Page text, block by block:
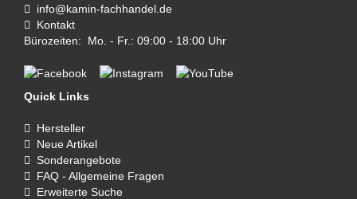
info@kamin-fachhandel.de
Kontakt
Bürozeiten: Mo. - Fr.: 09:00 - 18:00 Uhr
Quick Links
Hersteller
Neue Artikel
Sonderangebote
FAQ - Allgemeine Fragen
Erweiterte Suche